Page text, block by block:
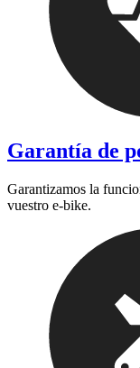
Garantía de
Garantizamos la
vuestro e-bike.